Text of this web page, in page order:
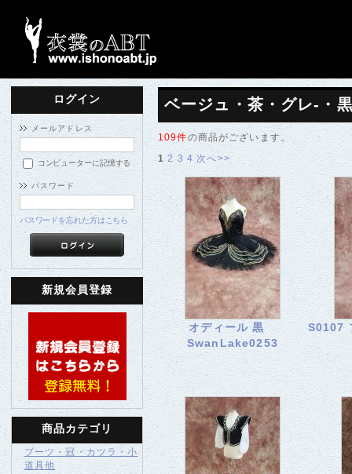
ログイン
メールアドレス
コンピューターに記憶する
パスワード
パスワードを忘れた方はこちら
新規会員登録
商品カテゴリ
ブーツ・冠・カツラ・小
道具他
ベージュ・茶・グレ-・
109件の商品がございます。
1 2 3 4 次へ>>
オディール 黒
SwanLake0253
S0107